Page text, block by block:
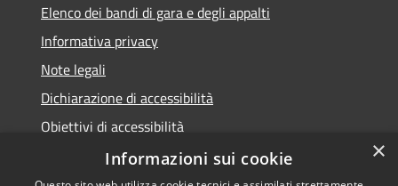
Elenco dei bandi di gara e degli appalti
Informativa privacy
Note legali
Dichiarazione di accessibilità
Obiettivi di accessibilità
×
Informazioni sui cookie